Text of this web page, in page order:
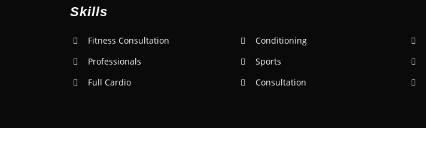
Skills
Fitness Consultation
Professionals
Full Cardio
Conditioning
Sports
Consultation